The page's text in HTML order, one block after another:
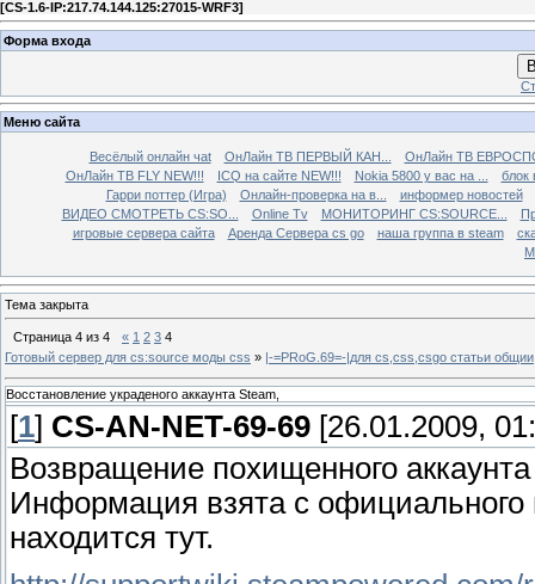
[CS-1.6-IP:217.74.144.125:27015-WRF3]
Форма входа
Меню сайта
Весёлый онлайн чаt ОнЛайн ТВ ПЕРВЫЙ КАН...
ОнЛайн ТВ
ОнЛайн ТВ FLY NEW!!!
ICQ на сайте NEW!!! Nokia 5800 у вас на ...
блок
Гарри поттер (Игра)
Онлайн-проверка на в...
информер новостей
ВИДЕО СМОТРЕТЬ CS:SO...
Online Tv МОНИТОРИНГ CS:SOURCE...
игровые сервера сайта
Аренда Сервера cs go наша группа в steam
Тема закрыта
Страница 4 из 4 « 1 2 3 4
Готовый сервер для cs:source моды css » |-=PRoG.69=-|для cs,css,csgo cтатьи общии
Восстановление украденого аккаунта Steam,
[1] CS-AN-NET-69-69 [26.01.2009,
Возвращение похищенного
Информация взята с официального
находится тут.